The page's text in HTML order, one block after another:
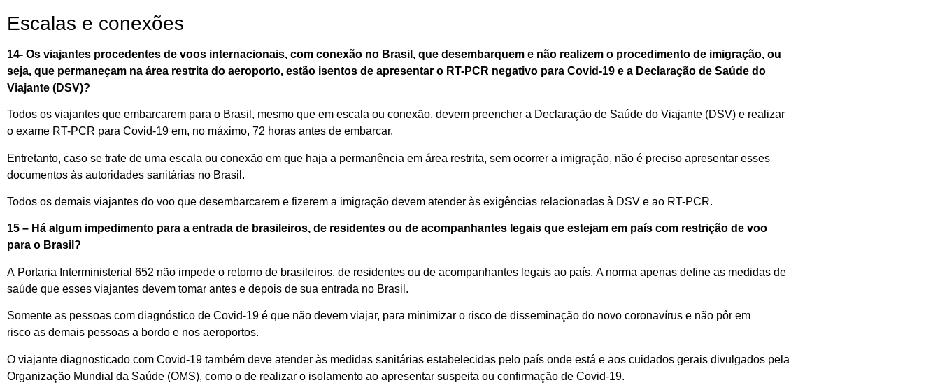
Escalas e conexões
14- Os viajantes procedentes de voos internacionais, com conexão no Brasil , que desembarquem e não realizem o procedimento de imigração, ou
seja, que permaneçam na área restrita do aeroporto, estão isentos de apresentar o RT-PCR negativo para Covid-19 e a Declaração de Saúde do
Viajante (DSV)?
Todos os viajantes que embarcarem para o Brasil, mesmo que em escala ou conexão, devem preencher a Declaração de Saúde do Viajante (DSV) e realizar
o exame RT-PCR para Covid-19 em, no máximo, 72 horas antes de embarcar.
Entretanto, caso se trate de uma escala ou conexão em que haja a permanência em área restrita, sem ocorrer a imigração, não é preciso apresentar esses
documentos às autoridades sanitárias no Brasil.
Todos os demais viajantes do voo que desembarcarem e fizerem a imigração devem atender às exigências relacionadas à DSV e ao RT-PCR.
15 – Há algum impedimento para a entrada de brasileiros, de residentes ou de acompanhantes legais que estejam em país com restrição de voo
para o Brasil ?
A Portaria Interministerial 652 não impede o retorno de brasileiros, de residentes ou de acompanhantes legais ao país. A norma apenas define as medidas de
saúde que esses viajantes devem tomar antes e depois de sua entrada no Brasil.
Somente as pessoas com diagnóstico de Covid-19 é que não devem viajar, para minimizar o risco de disseminação do novo coronavírus e não pôr em
risco as demais pessoas a bordo e nos aeroportos.
O viajante diagnosticado com Covid-19 também deve atender às medidas sanitárias estabelecidas pelo país onde está e aos cuidados gerais divulgados pela
Organização Mundial da Saúde (OMS), como o de realizar o isolamento ao apresentar suspeita ou confirmação de Covid-19.